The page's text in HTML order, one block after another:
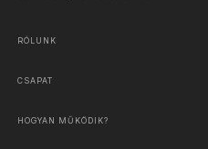
RÓLUNK
CSAPAT
HOGYAN MŰKÖDIK?